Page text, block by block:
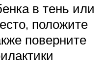
в тень или
положите
поверните